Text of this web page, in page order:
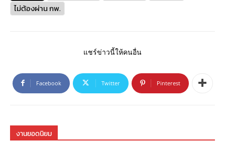
ไม่ต้องผ่าน กพ.
แชร์ข่าวนี้ให้คนอื่น
Facebook Twitter Pinterest
งานยอดนิยม